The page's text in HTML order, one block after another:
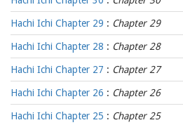
Hachi Ichi Chapter 29 : Chapter 29
Hachi Ichi Chapter 28 : Chapter 28
Hachi Ichi Chapter 27 : Chapter 27
Hachi Ichi Chapter 26 : Chapter 26
Hachi Ichi Chapter 25 : Chapter 25